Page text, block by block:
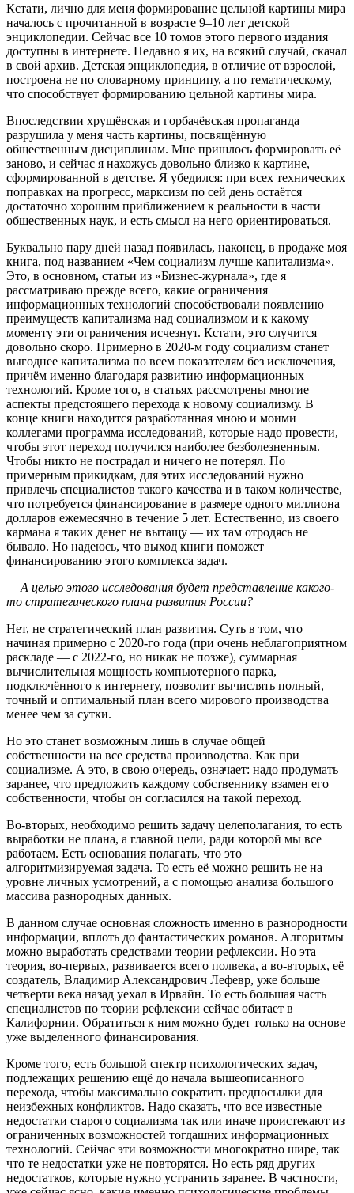
Кстати, лично для меня формирование цельной картины мира
началось с прочитанной в возрасте 9–10 лет детской
энциклопедии. Сейчас все 10 томов этого первого издания
доступны в интернете. Недавно я их, на всякий случай, скачал
в свой архив. Детская энциклопедия, в отличие от взрослой,
построена не по словарному принципу, а по тематическому,
что способствует формированию цельной картины мира.
Впоследствии хрущёвская и горбачёвская пропаганда
разрушила у меня часть картины, посвящённую
общественным дисциплинам. Мне пришлось формировать её
заново, и сейчас я нахожусь довольно близко к картине,
сформированной в детстве. Я убедился: при всех технических
поправках на прогресс, марксизм по сей день остаётся
достаточно хорошим приближением к реальности в части
общественных наук, и есть смысл на него ориентироваться.
Буквально пару дней назад появилась, наконец, в продаже моя
книга, под названием «Чем социализм лучше капитализма».
Это, в основном, статьи из «Бизнес-журнала», где я
рассматриваю прежде всего, какие ограничения
информационных технологий способствовали появлению
преимуществ капитализма над социализмом и к какому
моменту эти ограничения исчезнут. Кстати, это случится
довольно скоро. Примерно в 2020-м году социализм станет
выгоднее капитализма по всем показателям без исключения,
причём именно благодаря развитию информационных
технологий. Кроме того, в статьях рассмотрены многие
аспекты предстоящего перехода к новому социализму. В
конце книги находится разработанная мною и моими
коллегами программа исследований, которые надо провести,
чтобы этот переход получился наиболее безболезненным.
Чтобы никто не пострадал и ничего не потерял. По
примерным прикидкам, для этих исследований нужно
привлечь специалистов такого качества и в таком количестве,
что потребуется финансирование в размере одного миллиона
долларов ежемесячно в течение 5 лет. Естественно, из своего
кармана я таких денег не вытащу — их там отродясь не
бывало. Но надеюсь, что выход книги поможет
финансированию этого комплекса задач.
— А целью этого исследования будет представление какого-
то стратегического плана развития России?
Нет, не стратегический план развития. Суть в том, что
начиная примерно с 2020-го года (при очень неблагоприятном
раскладе — с 2022-го, но никак не позже), суммарная
вычислительная мощность компьютерного парка,
подключённого к интернету, позволит вычислять полный,
точный и оптимальный план всего мирового производства
менее чем за сутки.
Но это станет возможным лишь в случае общей
собственности на все средства производства. Как при
социализме. А это, в свою очередь, означает: надо продумать
заранее, что предложить каждому собственнику взамен его
собственности, чтобы он согласился на такой переход.
Во-вторых, необходимо решить задачу целеполагания, то есть
выработки не плана, а главной цели, ради которой мы все
работаем. Есть основания полагать, что это
алгоритмизируемая задача. То есть её можно решить не на
уровне личных усмотрений, а с помощью анализа большого
массива разнородных данных.
В данном случае основная сложность именно в разнородности
информации, вплоть до фантастических романов. Алгоритмы
можно выработать средствами теории рефлексии. Но эта
теория, во-первых, развивается всего полвека, а во-вторых, её
создатель, Владимир Александрович Лефевр, уже больше
четверти века назад уехал в Ирвайн. То есть большая часть
специалистов по теории рефлексии сейчас обитает в
Калифорнии. Обратиться к ним можно будет только на основе
уже выделенного финансирования.
Кроме того, есть большой спектр психологических задач,
подлежащих решению ещё до начала вышеописанного
перехода, чтобы максимально сократить предпосылки для
неизбежных конфликтов. Надо сказать, что все известные
недостатки старого социализма так или иначе проистекают из
ограниченных возможностей тогдашних информационных
технологий. Сейчас эти возможности многократно шире, так
что те недостатки уже не повторятся. Но есть ряд других
недостатков, которые нужно устранить заранее. В частности,